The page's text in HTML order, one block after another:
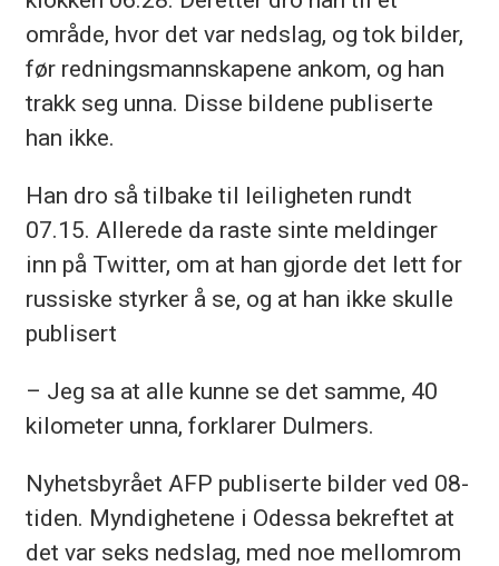
område, hvor det var nedslag, og tok bilder,
før redningsmannskapene ankom, og han
trakk seg unna. Disse bildene publiserte
han ikke.
Han dro så tilbake til leiligheten rundt
07.15. Allerede da raste sinte meldinger
inn på Twitter, om at han gjorde det lett for
russiske styrker å se, og at han ikke skulle
publisert
– Jeg sa at alle kunne se det samme, 40
kilometer unna, forklarer Dulmers.
Nyhetsbyrået AFP publiserte bilder ved 08-
tiden. Myndighetene i Odessa bekreftet at
det var seks nedslag, med noe mellomrom